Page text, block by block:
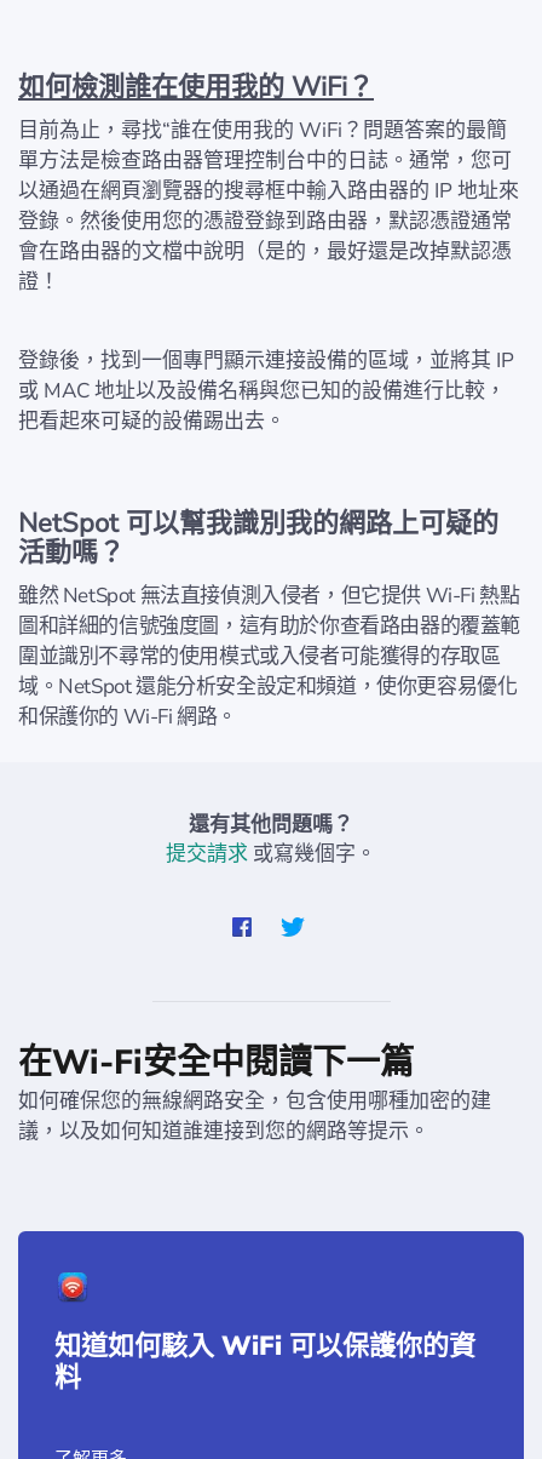
如何檢測誰在使用我的 WiFi？
目前為止，尋找“誰在使用我的 WiFi？問題答案的最簡
單方法是檢查路由器管理控制台中的日誌。通常，您可
以通過在網頁瀏覽器的搜尋框中輸入路由器的 IP 地址來
登錄。然後使用您的憑證登錄到路由器，默認憑證通常
會在路由器的文檔中說明（是的，最好還是改掉默認憑
證！
登錄後，找到一個專門顯示連接設備的區域，並將其 IP
或 MAC 地址以及設備名稱與您已知的設備進行比較，
把看起來可疑的設備踢出去。
NetSpot 可以幫我識別我的網路上可疑的
活動嗎？
雖然 NetSpot 無法直接偵測入侵者，但它提供 Wi-Fi 熱點
圖和詳細的信號強度圖，這有助於你查看路由器的覆蓋範
圍並識別不尋常的使用模式或入侵者可能獲得的存取區
域。NetSpot 還能分析安全設定和頻道，使你更容易優化
和保護你的 Wi-Fi 網路。
還有其他問題嗎？
提交請求 或寫幾個字。
在Wi-Fi安全中閱讀下一篇
如何確保您的無線網路安全，包含使用哪種加密的建
議，以及如何知道誰連接到您的網路等提示。
知道如何駭入 WiFi 可以保護你的資
料